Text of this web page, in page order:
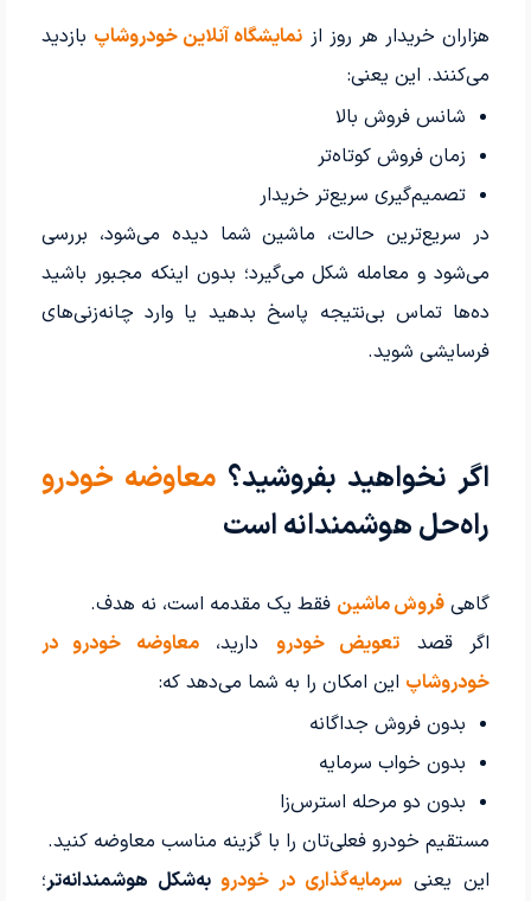
هزاران خریدار هر روز از نمایشگاه آنلاین خودروشاپ بازدید
می‌کنند. این یعنی:
شانس فروش بالا
زمان فروش کوتاه‌تر
تصمیم‌گیری سریع‌تر خریدار
در سریع‌ترین حالت، ماشین شما دیده می‌شود، بررسی
می‌شود و معامله شکل می‌گیرد؛ بدون اینکه مجبور باشید
ده‌ها تماس بی‌نتیجه پاسخ بدهید یا وارد چانه‌زنی‌های
فرسایشی شوید.
اگر نخواهید بفروشید؟ معاوضه خودرو
راه‌حل هوشمندانه است
گاهی فروش ماشین فقط یک مقدمه است، نه هدف.
اگر قصد تعویض خودرو دارید،معاوضه خودرو در
خودروشاپ این امکان را به شما می‌دهد که:
بدون فروش جداگانه
بدون خواب سرمایه
بدون دو مرحله استرس‌زا
مستقیم خودرو فعلی‌تان را با گزینه مناسب معاوضه کنید.
این یعنی سرمایه‌گذاری در خودروبه‌شکل هوشمندانه‌تر؛